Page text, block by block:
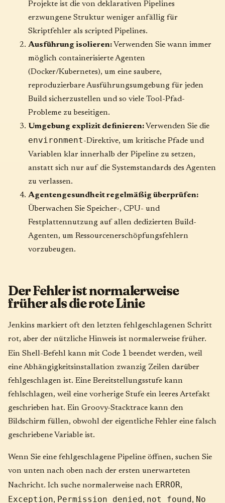
Projekte ist die von deklarativen Pipelines
erzwungene Struktur weniger anfällig für
Skriptfehler als scripted Pipelines.
Ausführung isolieren: Verwenden Sie wann immer
möglich containerisierte Agenten
(Docker/Kubernetes), um eine saubere,
reproduzierbare Ausführungsumgebung für jeden
Build sicherzustellen und so viele Tool-Pfad-
Probleme zu beseitigen.
Umgebung explizit definieren: Verwenden Sie die
environment-Direktive, um kritische Pfade und
Variablen klar innerhalb der Pipeline zu setzen,
anstatt sich nur auf die Systemstandards des Agenten
zu verlassen.
Agentengesundheit regelmäßig überprüfen:
Überwachen Sie Speicher-, CPU- und
Festplattennutzung auf allen dedizierten Build-
Agenten, um Ressourcenerschöpfungsfehlern
vorzubeugen.
Der Fehler ist normalerweise
früher als die rote Linie
Jenkins markiert oft den letzten fehlgeschlagenen Schritt
rot, aber der nützliche Hinweis ist normalerweise früher.
Ein Shell-Befehl kann mit Code 1 beendet werden, weil
eine Abhängigkeitsinstallation zwanzig Zeilen darüber
fehlgeschlagen ist. Eine Bereitstellungsstufe kann
fehlschlagen, weil eine vorherige Stufe ein leeres Artefakt
geschrieben hat. Ein Groovy-Stacktrace kann den
Bildschirm füllen, obwohl der eigentliche Fehler eine falsch
geschriebene Variable ist.
Wenn Sie eine fehlgeschlagene Pipeline öffnen, suchen Sie
von unten nach oben nach der ersten unerwarteten
Nachricht. Ich suche normalerweise nach ERROR,
Exception, Permission denied , not found , No